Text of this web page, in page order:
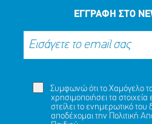
ΕΓΓΡΑΦΗ ΣΤΟ
Συμφωνώ ότι το Χαμόγελο
χρησιμοποιήσει τα
στείλει το ενημερωτικό του
αποδέχομαι την
Πολιτική